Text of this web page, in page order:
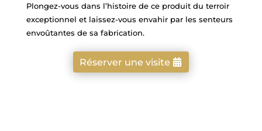
Plongez-vous dans l’histoire de ce produit du terroir
exceptionnel et laissez-vous envahir par les senteurs
envoûtantes de sa fabrication.
Réserver une visite